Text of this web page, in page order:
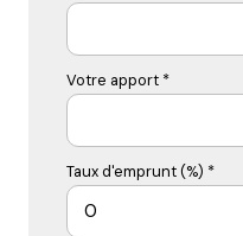
Votre apport *
Taux d'emprunt (%) *